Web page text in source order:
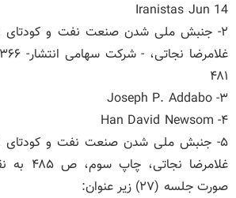
Iranistas Jun 14
۴۸۱
۳- Joseph P. Addabo
۴- Han David Newsom
غلامرضا
صورت جلسه (۲۷) زیر عنوان: